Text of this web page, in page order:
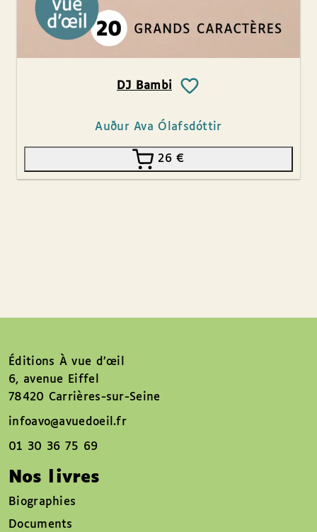
DJ Bambi
Auður Ava Ólafsdóttir
26€
Éditions À vue d’œil
6, avenue Eiffel
78420 Carrières-sur-Seine
infoavo@avuedoeil.fr
01 30 36 75 69
Nos livres
Biographies
Documents